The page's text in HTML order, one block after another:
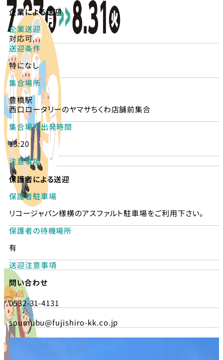
企業による送迎
企業送迎
対応可
送迎条件
特になし
集合場所
豊橋駅
西口ロータリーのヤマサちくわ店舗前集合
集合場所出発時間
13:20
注意事項
保護者による送迎
保護者駐車場
リコージャパン様横のアスファルト駐車場をご利用下さい。
保護者の待機場所
有
送迎注意事項
問い合わせ
電話
0532-31-4131
メール
soumubu@fujishiro-kk.co.jp